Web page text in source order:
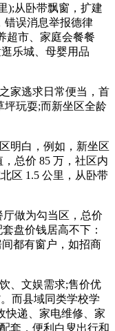
);从卧带飘窗，扩建
错误消息举报德律
超市、家庭会餐餐
乐城、母婴用品
家逃求日常便当，首
坪玩耍;而新坐区全龄
白，例如，新坐区
总价 85 万，社区内
区 1.5 公里，从卧带
做为勾当区，总价
盘价钱居高不下：
都有窗户，如招商
、文娱需求;售价优
而县域同类学校学
快递、家电维修、家
套，便利白叟出行和